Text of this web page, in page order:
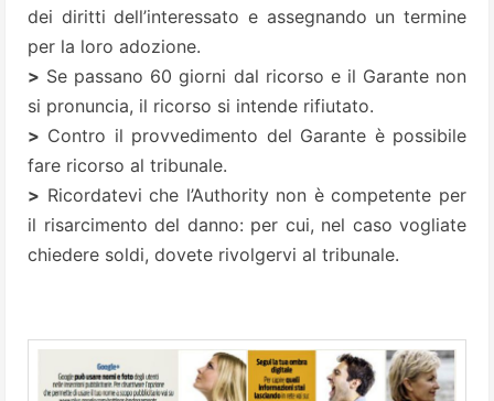
dei diritti dell’interessato e assegnando un termine
per la loro adozione.
> Se passano 60 giorni dal ricorso e il Garante non
si pronuncia, il ricorso si intende rifiutato.
> Contro il provvedimento del Garante è possibile
fare ricorso al tribunale.
> Ricordatevi che l’Authority non è competente per
il risarcimento del danno: per cui, nel caso vogliate
chiedere soldi, dovete rivolgervi al tribunale.